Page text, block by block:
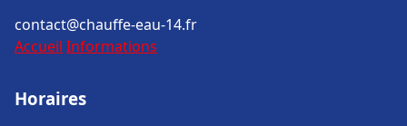
contact@chauffe-eau-14.fr
Accueil Informations
Horaires